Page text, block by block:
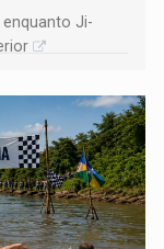
Ji-